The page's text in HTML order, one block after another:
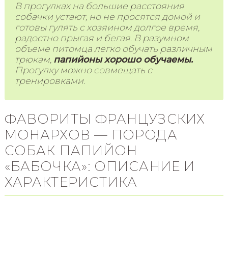
В прогулках на большие расстояния
собачки устают, но не просятся домой и
готовы гулять с хозяином долгое время,
радостно прыгая и бегая. В разумном
объеме питомца легко обучать различным
трюкам, папийоны хорошо обучаемы.
Прогулку можно совмещать с
тренировками.
ФАВОРИТЫ ФРАНЦУЗСКИХ
МОНАРХОВ — ПОРОДА
СОБАК ПАПИЙОН
«БАБОЧКА»: ОПИСАНИЕ И
ХАРАКТЕРИСТИКА